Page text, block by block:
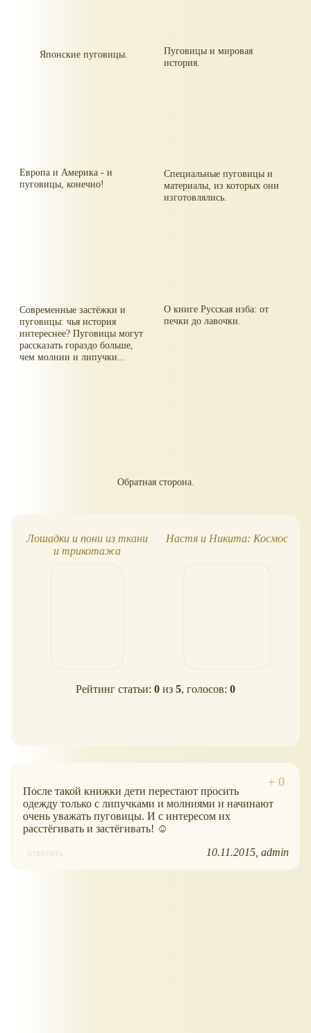
Японские пуговицы.
Пуговицы и мировая
история.
Европа и Америка - и
пуговицы, конечно!
Специальные пуговицы и
материалы, из которых они
изготовлялись.
Современные застёжки и
пуговицы: чья история
интереснее? Пуговицы могут
рассказать гораздо больше,
чем молнии и липучки...
О книге Русская изба: от
печки до лавочки.
Обратная сторона.
Лошадки и пони из ткани
и трикотажа
Настя и Никита: Космос
Рейтинг статьи: 0 из 5, голосов: 0
После такой книжки дети перестают просить
одежду только с липучками и молниями и начинают
очень уважать пуговицы. И с интересом их
расстёгивать и застёгивать! ☺
ответить 10.11.2015 admin